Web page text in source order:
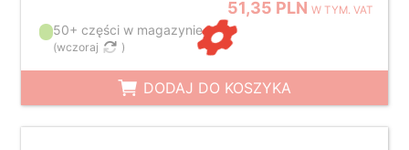
51,35 PLNW TYM. VAT
50+ części w magazynie
(wczoraj )
DODAJ DO KOSZYKA